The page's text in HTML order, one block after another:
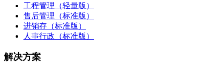
工程管理（轻量版）
售后管理（标准版）
进销存（标准版）
人事行政（标准版）
解决方案